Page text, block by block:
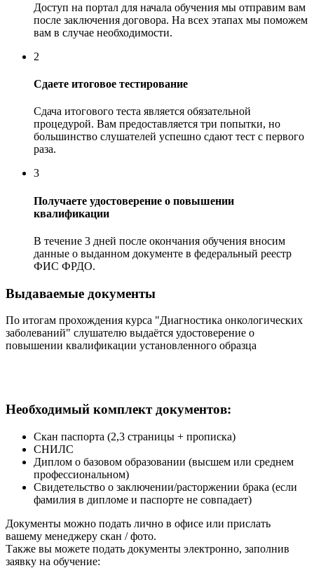
Доступ на портал для начала обучения мы отправим вам
после заключения договора. На всех этапах мы поможем
вам в случае необходимости.
2
Сдаете итоговое тестирование
Сдача итогового теста является обязательной
процедурой. Вам предоставляется три попытки, но
большинство слушателей успешно сдают тест с первого
раза.
3
Получаете удостоверение о повышении
квалификации
В течение 3 дней после окончания обучения вносим
данные о выданном документе в федеральный реестр
ФИС ФРДО.
Выдаваемые документы
По итогам прохождения курса "Диагностика онкологических
заболеваний" слушателю выдаётся удостоверение о
повышении квалификации установленного образца
Необходимый комплект документов:
Скан паспорта (2,3 страницы + прописка)
СНИЛС
Диплом о базовом образовании (высшем или среднем
профессиональном)
Свидетельство о заключении/расторжении брака (если
фамилия в дипломе и паспорте не совпадает)
Документы можно подать лично в офисе или прислать
вашему менеджеру скан / фото.
Также вы можете подать документы электронно, заполнив
заявку на обучение: